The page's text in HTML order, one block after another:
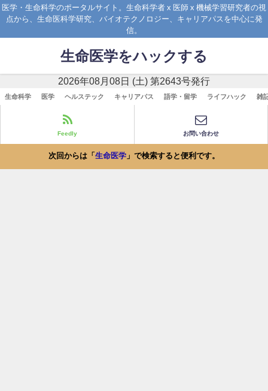
医学・生命科学のポータルサイト。生命科学者 x 医師 x 機械学習研究者の視
点から、生命医科学研究、バイオテクノロジー、キャリアパスを中心に発
信。
生命医学をハックする
2026年08月08日 (土) 第2643号発行
生命科学 医学 ヘルステック キャリアパス 語学・留学 ライフハック 雑
Feedly お問い合わせ
次回からは「 生命医学 」で検索すると便利です。